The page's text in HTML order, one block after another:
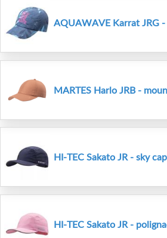
AQUAWAVE Karrat JRG
MARTES Harlo JRB -
HI-TEC Sakato JR - sky
HI-TEC Sakato JR -